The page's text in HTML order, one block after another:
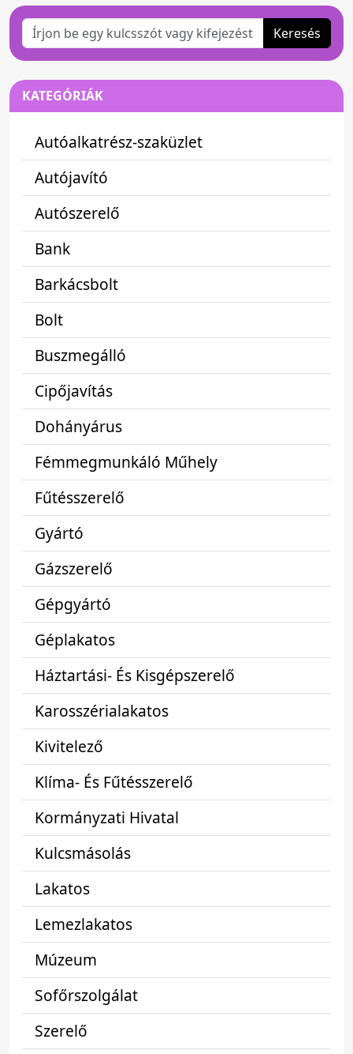
Keresés
KATEGÓRIÁK
Autóalkatrész-szaküzlet
Autójavító
Autószerelő
Bank
Barkácsbolt
Bolt
Buszmegálló
Cipőjavítás
Dohányárus
Fémmegmunkáló Műhely
Fűtésszerelő
Gyártó
Gázszerelő
Gépgyártó
Géplakatos
Háztartási- És Kisgépszerelő
Karosszérialakatos
Kivitelező
Klíma- És Fűtésszerelő
Kormányzati Hivatal
Kulcsmásolás
Lakatos
Lemezlakatos
Múzeum
Sofőrszolgálat
Szerelő